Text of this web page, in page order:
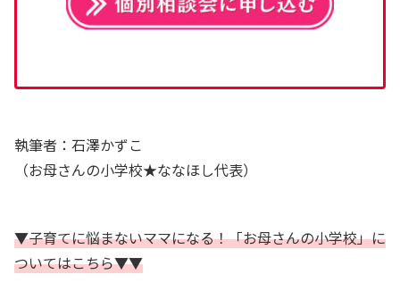
執筆者：石澤かずこ
（お母さんの小学校★ななほし代表）
▼子育てに悩まないママになる！「お母さんの小学校」に
ついてはこちら▼▼